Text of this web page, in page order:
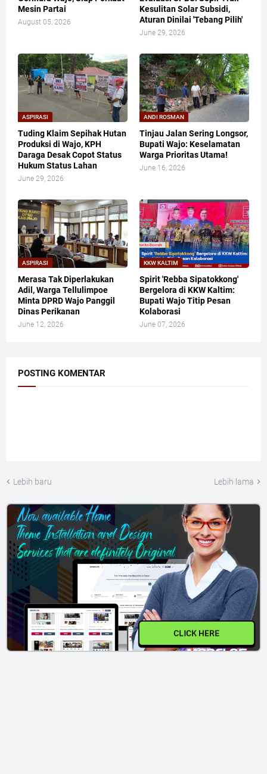
Mesin Partai
August 05, 2026
Kesulitan Solar Subsidi,
Aturan Dinilai 'Tebang Pilih'
June 29, 2026
ASPIRASI
Tuding Klaim Sepihak Hutan
Produksi di Wajo, KPH
Daraga Desak Copot Status
Hukum Status Lahan
June 29, 2026
ANDI ROSMAN
Tinjau Jalan Sering Longsor,
Bupati Wajo: Keselamatan
Warga Prioritas Utama!
June 16, 2026
ASPIRASI
Merasa Tak Diperlakukan
Adil, Warga Tellulimpoe
Minta DPRD Wajo Panggil
Dinas Perikanan
June 12, 2026
KKW KALTIM
​Spirit 'Rebba Sipatokkong'
Bergelora di KKW Kaltim:
Bupati Wajo Titip Pesan
Kolaborasi
June 07, 2026
POSTING KOMENTAR
Lebih baru Lebih lama
CLICK HERE